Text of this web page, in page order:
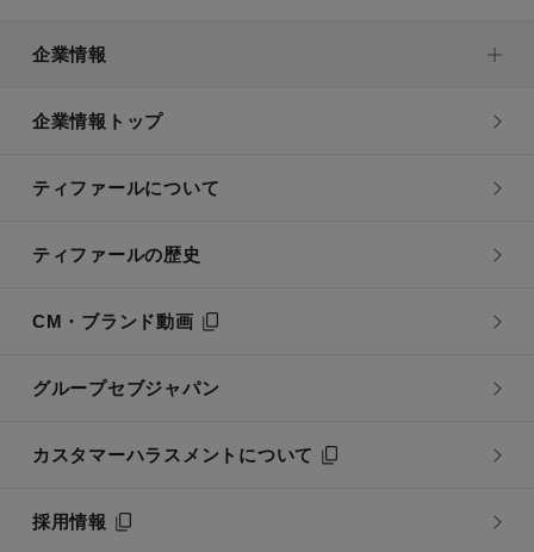
企業情報
企業情報トップ
ティファールについて
ティファールの歴史
CM・ブランド動画
グループセブジャパン
カスタマーハラスメントについて
採用情報